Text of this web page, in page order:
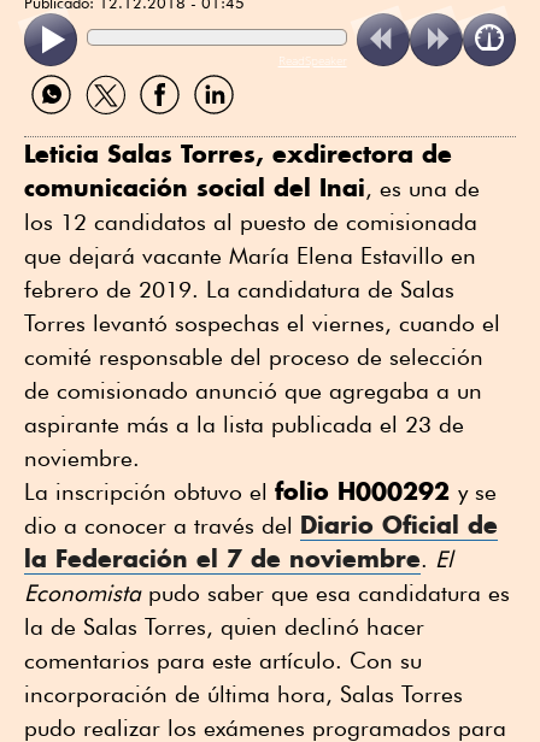
ReadSpeaker
Compartir
por
Compartir
por
Compartir
por
Compartir
por
Leticia Salas Torres, exdirectora de
comunicación social del Inai, es una de
los 12 candidatos al puesto de comisionada
que dejará vacante María Elena Estavillo en
febrero de 2019. La candidatura de Salas
Torres levantó sospechas el viernes, cuando el
comité responsable del proceso de selección
de comisionado anunció que agregaba a un
aspirante más a la lista publicada el 23 de
noviembre.
La inscripción obtuvo el folio H000292 y se
dio a conocer a través del Diario Oficial de
la Federación el 7 de noviembre. El
Economistapudo saber que esa candidatura es
la de Salas Torres, quien declinó hacer
comentarios para este artículo. Con su
incorporación de última hora, Salas Torres
pudo realizar los exámenes programados para